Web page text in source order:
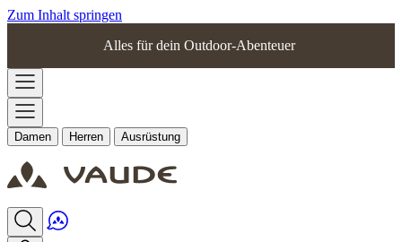
Zum Inhalt springen
Alles für dein Outdoor-Abenteuer
Damen Herren Ausrüstung